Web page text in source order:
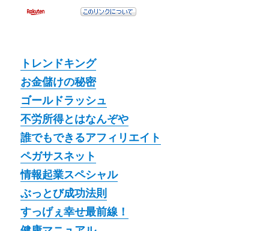
トレンドキング
お金儲けの秘密
ゴールドラッシュ
不労所得とはなんぞや
誰でもできるアフィリエイト
ペガサスネット
情報起業スペシャル
ぶっとび成功法則
すっげぇ幸せ最前線！